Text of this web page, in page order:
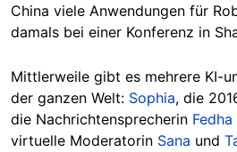
China viele Anwendungen für
damals bei einer Konferenz in
Mittlerweile gibt es mehrere KI-
der ganzen Welt: Sophia, die
die Nachrichtensprecherin Fedha
virtuelle Moderatorin Sana und